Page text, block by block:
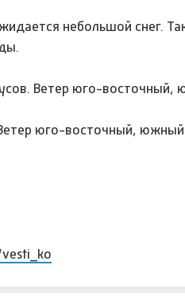
небольшой снег.
Ветер юго-восточный,
юго-восточный,